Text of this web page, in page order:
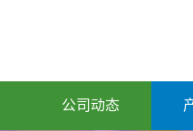
公司动态